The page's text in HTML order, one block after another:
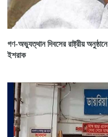
গণ-অভ্যুত্থান দিবসের রাষ্ট্রীয়
ইশরাক